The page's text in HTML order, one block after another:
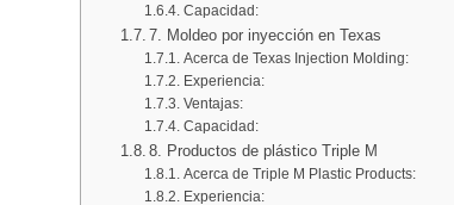
Capacidad:
7. Moldeo por inyección en Texas
Acerca de Texas Injection Molding:
Experiencia:
Ventajas:
Capacidad:
8. Productos de plástico Triple M
Acerca de Triple M Plastic Products:
Experiencia: